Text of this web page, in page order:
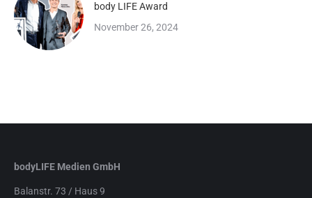
body LIFE Award
November 26, 2024
bodyLIFE Medien GmbH
Balanstr. 73 / Haus 9